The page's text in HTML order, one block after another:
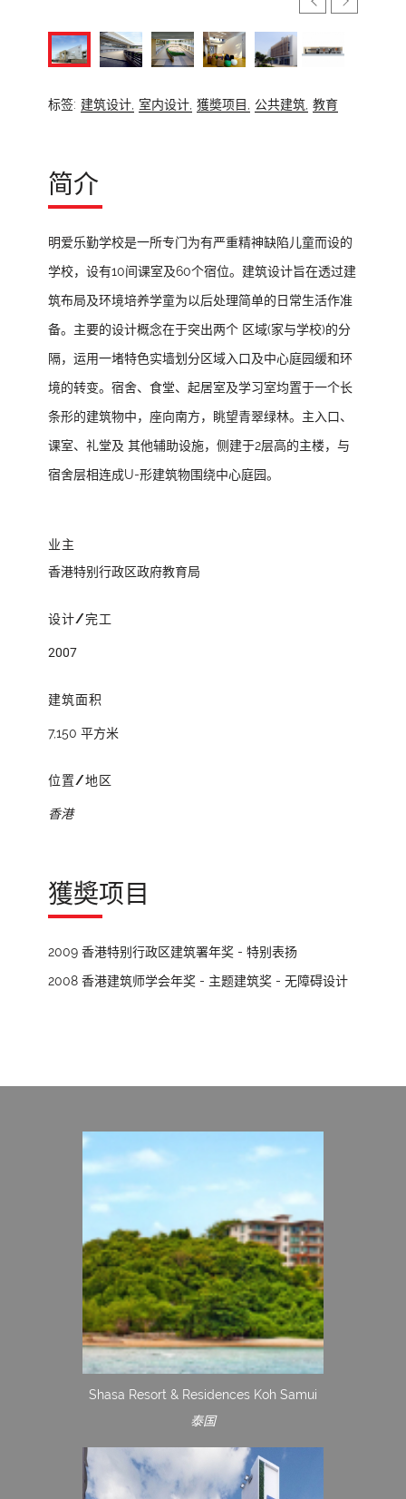
标签: 建筑设计, 室内设计, 獲奬项目, 公共建筑, 教育
简介
明爱乐勤学校是一所专门为有严重精神缺陷儿童而设的
学校，设有10间课室及60个宿位。建筑设计旨在透过建
筑布局及环境培养学童为以后处理简单的日常生活作准
备。主要的设计概念在于突出两个 区域(家与学校)的分
隔，运用一堵特色实墙划分区域入口及中心庭园缓和环
境的转变。宿舍、食堂、起居室及学习室均置于一个长
条形的建筑物中，座向南方，眺望青翠绿林。主入口、
课室、礼堂及 其他辅助设施，侧建于2层高的主楼，与
宿舍层相连成U-形建筑物围绕中心庭园。
业主
香港特别行政区政府教育局
设计/完工
2007
建筑面积
7,150 平方米
位置/地区
香港
獲奬项目
2009 香港特别行政区建筑署年奖 - 特别表扬
2008 香港建筑师学会年奖 - 主题建筑奖 - 无障碍设计
Shasa Resort & Residences Koh Samui
泰国